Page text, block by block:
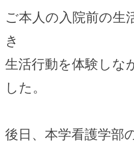
ご本人の入院前の生
き
生活行動を体験しな
した。
後日、本学看護学部